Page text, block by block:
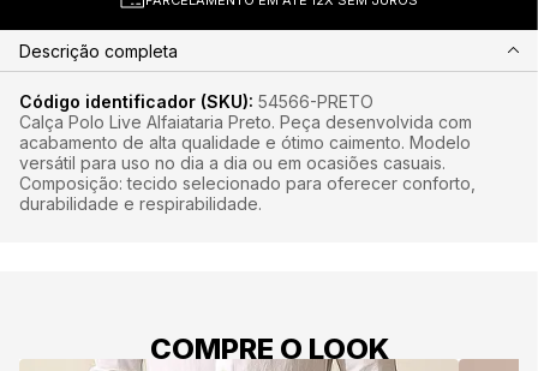
Descrição completa
Código identificador (SKU): 54566-PRETO
Calça Polo Live Alfaiataria Preto. Peça desenvolvida com
acabamento de alta qualidade e ótimo caimento. Modelo
versátil para uso no dia a dia ou em ocasiões casuais.
Composição: tecido selecionado para oferecer conforto,
durabilidade e respirabilidade.
COMPRE O LOOK